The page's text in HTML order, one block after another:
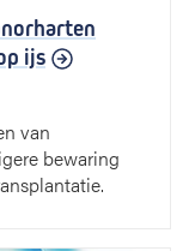
ijs
van
bewaring